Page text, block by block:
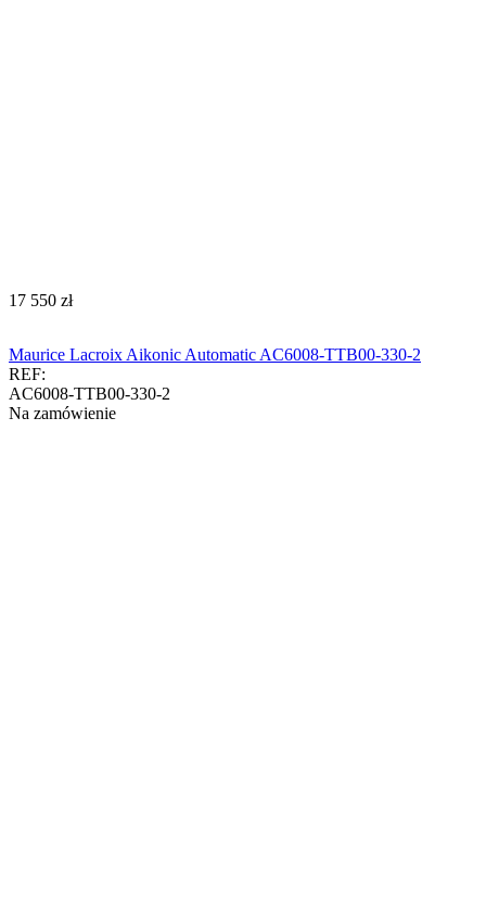
‍17 550‍ zł
Maurice Lacroix Aikonic Automatic AC6008-TTB00-330-2
REF:
AC6008-TTB00-330-2
Na zamówienie